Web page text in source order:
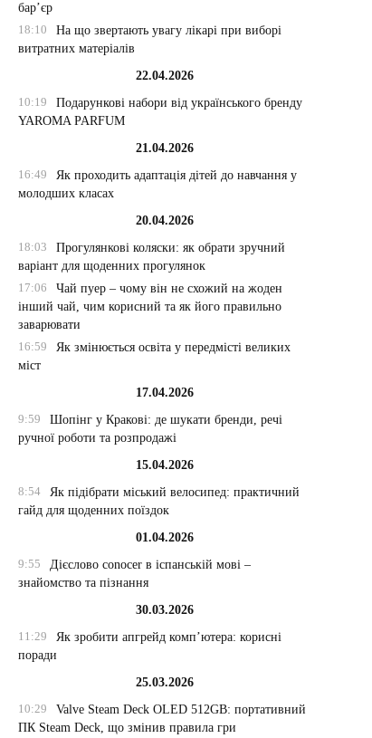
бар’єр
18:10
На що звертають увагу лікарі при виборі
витратних матеріалів
22.04.2026
10:19
Подарункові набори від українського бренду
YAROMA PARFUM
21.04.2026
16:49
Як проходить адаптація дітей до навчання у
молодших класах
20.04.2026
18:03
Прогулянкові коляски: як обрати зручний
варіант для щоденних прогулянок
17:06
Чай пуер – чому він не схожий на жоден
інший чай, чим корисний та як його правильно
заварювати
16:59
Як змінюється освіта у передмісті великих
міст
17.04.2026
9:59
Шопінг у Кракові: де шукати бренди, речі
ручної роботи та розпродажі
15.04.2026
8:54
Як підібрати міський велосипед: практичний
гайд для щоденних поїздок
01.04.2026
9:55
Дієслово conocer в іспанській мові –
знайомство та пізнання
30.03.2026
11:29
Як зробити апгрейд комп’ютера: корисні
поради
25.03.2026
10:29
Valve Steam Deck OLED 512GB: портативний
ПК Steam Deck, що змінив правила гри